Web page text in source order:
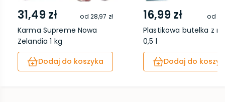
31,49 zł od 28,97 zł
Karma Supreme Nowa
Zelandia 1 kg
Dodaj do koszyka
16,99 zł od
Plastikowa butelka z
0,5 l
Dodaj do